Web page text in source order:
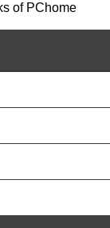
of PChome